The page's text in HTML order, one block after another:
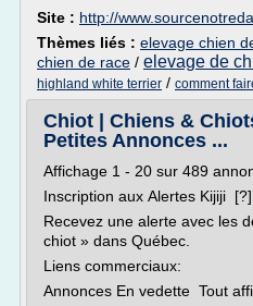
Site : http://
Thèmes liés : elevage chien
chien de race / elevage de
highland white terrier / comment
Chiot | Chiens &
Petites Annonces ...
Affichage 1 - 20 sur 489
Inscription aux Alertes Kijiji [?]
Recevez une alerte avec les
chiot » dans Québec.
Liens commerciaux:
Annonces En vedette Tout